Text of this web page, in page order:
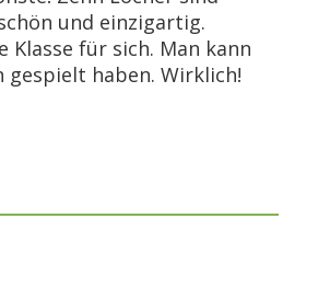
und einzigartig.
Klasse für sich. Man kann
haben. Wirklich!